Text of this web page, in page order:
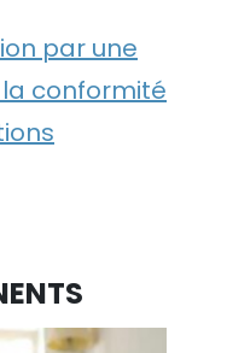
par une
conformité